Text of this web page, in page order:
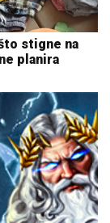
stigne na
planira